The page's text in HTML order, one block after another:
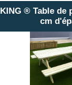
KING ® Table de
cm